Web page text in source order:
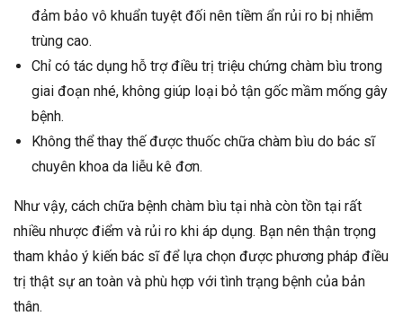
đảm bảo vô khuẩn tuyệt đối nên tiềm ẩn rủi ro bị nhiễm
trùng cao.
Chỉ có tác dụng hỗ trợ điều trị triệu chứng chàm bìu trong
giai đoạn nhé, không giúp loại bỏ tận gốc mầm mống gây
bệnh.
Không thể thay thế được thuốc chữa chàm bìu do bác sĩ
chuyên khoa da liễu kê đơn.
Như vậy, cách chữa bệnh chàm bìu tại nhà còn tồn tại rất
nhiều nhược điểm và rủi ro khi áp dụng. Bạn nên thận trọng
tham khảo ý kiến bác sĩ để lựa chọn được phương pháp điều
trị thật sự an toàn và phù hợp với tình trạng bệnh của bản
thân.